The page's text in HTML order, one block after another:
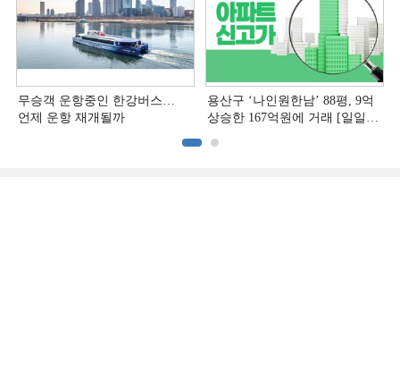
무승객 운항중인 한강버스…
언제 운항 재개될까
용산구 ‘나인원한남’ 88평, 9억
상승한 167억원에 거래 [일일